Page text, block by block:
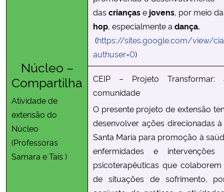
Núcleo –
Compartilha
Atividade de
extensão do
Núcleo
(Professoras
Samara e Taís )
dascriançase jovens, por meio
hop, especialmente a dança.
(https://sites.google.com/view/
authuser=0)
CEIP – Projeto
comunidade
O presente projeto de extensão
desenvolver ações direcionadas
Santa Maria para promoção à
enfermidades e intervenções
psicoterapêuticas que
de situações de sofrimento,